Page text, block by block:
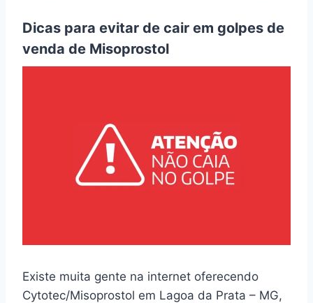
Dicas para evitar de cair em golpes de
venda de Misoprostol
Existe muita gente na internet oferecendo
Cytotec/Misoprostol em Lagoa da Prata – MG,